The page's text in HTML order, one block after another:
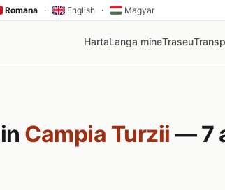
Romana · English · Magyar
HartaLanga mineTraseu
Campia Turzii — 7